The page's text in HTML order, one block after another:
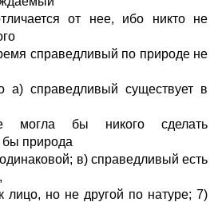
от нее, ибо никто не
справедливый по природе не
а) справедливый существует в
могла бы никого сделать
природа
в) справедливый есть
лицо, но не другой по натуре; 7)